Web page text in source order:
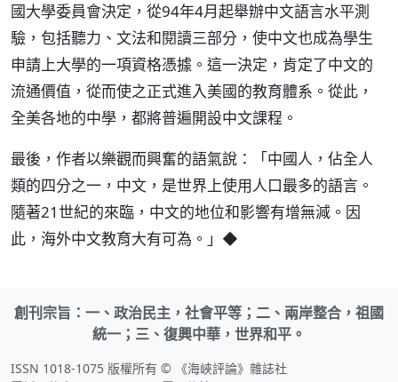
國大學委員會決定，從94年4月起舉辦中文語言水平測
驗，包括聽力、文法和閱讀三部分，使中文也成為學生
申請上大學的一項資格憑據。這一決定，肯定了中文的
流通價值，從而使之正式進入美國的教育體系。從此，
全美各地的中學，都將普遍開設中文課程。
最後，作者以樂觀而興奮的語氣說：「中國人，佔全人
類的四分之一，中文，是世界上使用人口最多的語言。
隨著21世紀的來臨，中文的地位和影響有增無減。因
此，海外中文教育大有可為。」◆
創刊宗旨：一、政治民主，社會平等；二、兩岸整合，祖國
統一；三、復興中華，世界和平。
ISSN 1018-1075 版權所有 © 《海峽評論》雜誌社